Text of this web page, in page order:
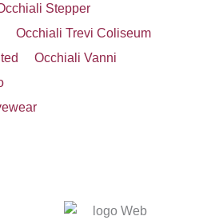
Stepper
Occhiali Trevi Coliseum
Occhiali Vanni